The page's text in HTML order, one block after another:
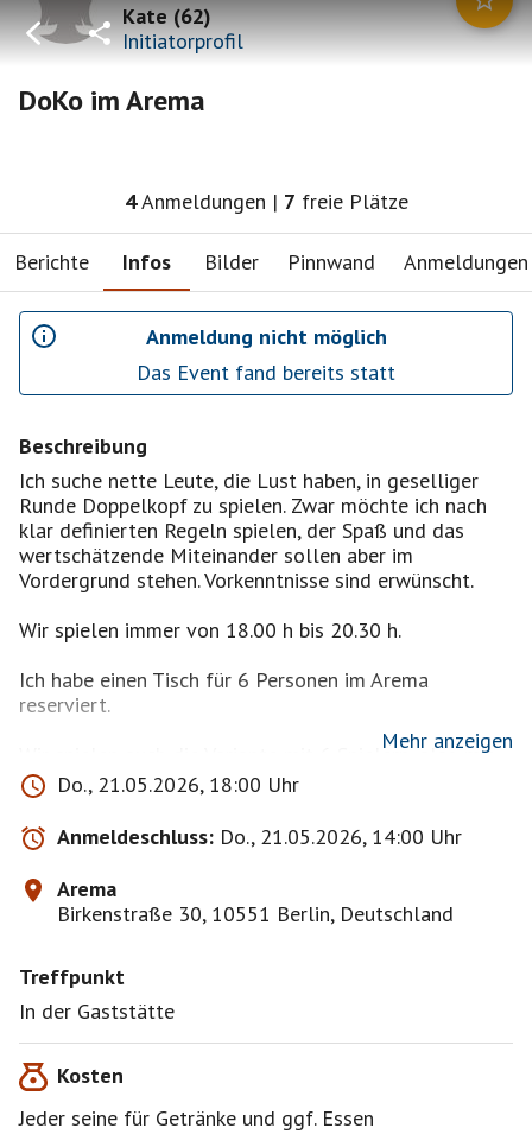
Kate(62)
Initiatorprofil
DoKo im Arema
4Anmeldungen | 7 freie Plätze
Berichte Infos Bilder Pinnwand Anmeldungen
Anmeldung nicht möglich
Das Event fand bereits statt
Beschreibung
Ich suche nette Leute, die Lust haben, in geselliger
Runde Doppelkopf zu spielen. Zwar möchte ich nach
klar definierten Regeln spielen, der Spaß und das
wertschätzende Miteinander sollen aber im
Vordergrund stehen. Vorkenntnisse sind erwünscht.
Wir spielen immer von 18.00 h bis 20.30 h.
Ich habe einen Tisch für 6 Personen im Arema
reserviert.
Wir spielen auch die Variante mit 6 Spielern, also mit
1,5 Kartenspielen, was uns sehr viel Spaß macht. Es
gibt ab 4 Spielern also keine Konstellation, bei der
mehr als 1 oder 2 Spieler aussetzen müssen.
Ich behalte mir vor, nach Lust und Laune zu bestätigen
und nicht zwingend nach Reihenfolge und bitte
diesbezüglich um Verständnis.
Mehr anzeigen
Do., 21.05.2026, 18:00 Uhr
Anmeldeschluss: Do., 21.05.2026, 14:00 Uhr
Arema
Birkenstraße 30, 10551 Berlin, Deutschland
Treffpunkt
In der Gaststätte
Kosten
Jeder seine für Getränke und ggf. Essen